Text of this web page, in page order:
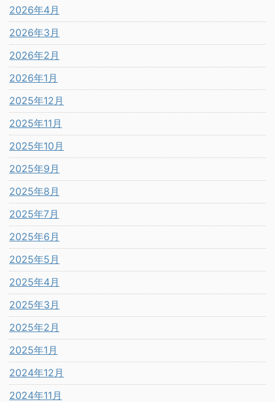
2026年4月
2026年3月
2026年2月
2026年1月
2025年12月
2025年11月
2025年10月
2025年9月
2025年8月
2025年7月
2025年6月
2025年5月
2025年4月
2025年3月
2025年2月
2025年1月
2024年12月
2024年11月